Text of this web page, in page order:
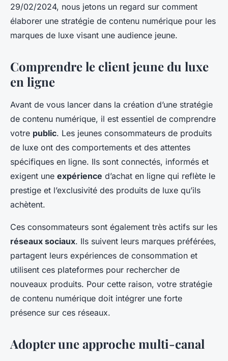
29/02/2024, nous jetons un regard sur comment
élaborer une stratégie de contenu numérique pour les
marques de luxe visant une audience jeune.
Comprendre le client jeune du luxe
en ligne
Avant de vous lancer dans la création d’une stratégie
de contenu numérique, il est essentiel de comprendre
votre public. Les jeunes consommateurs de produits
de luxe ont des comportements et des attentes
spécifiques en ligne. Ils sont connectés, informés et
exigent une expérience d’achat en ligne qui reflète le
prestige et l’exclusivité des produits de luxe qu’ils
achètent.
Ces consommateurs sont également très actifs sur les
réseaux sociaux. Ils suivent leurs marques préférées,
partagent leurs expériences de consommation et
utilisent ces plateformes pour rechercher de
nouveaux produits. Pour cette raison, votre stratégie
de contenu numérique doit intégrer une forte
présence sur ces réseaux.
Adopter une approche multi-canal